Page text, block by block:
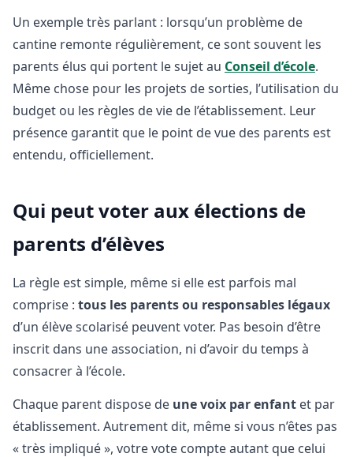
Un exemple très parlant : lorsqu’un problème de
cantine remonte régulièrement, ce sont souvent les
parents élus qui portent le sujet au Conseil d’école.
Même chose pour les projets de sorties, l’utilisation du
budget ou les règles de vie de l’établissement. Leur
présence garantit que le point de vue des parents est
entendu, officiellement.
Qui peut voter aux élections de
parents d’élèves
La règle est simple, même si elle est parfois mal
comprise : tous les parents ou responsables légaux
d’un élève scolarisé peuvent voter. Pas besoin d’être
inscrit dans une association, ni d’avoir du temps à
consacrer à l’école.
Chaque parent dispose de une voix par enfant et par
établissement. Autrement dit, même si vous n’êtes pas
« très impliqué », votre vote compte autant que celui